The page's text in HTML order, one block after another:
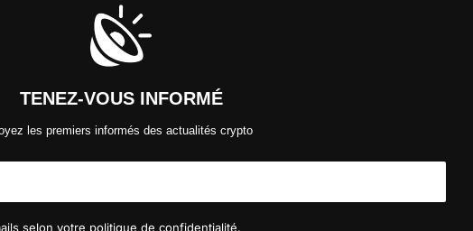
TENEZ-VOUS INFORMÉ
les premiers informés des actualités crypto
selon votre politique de confidentialité.